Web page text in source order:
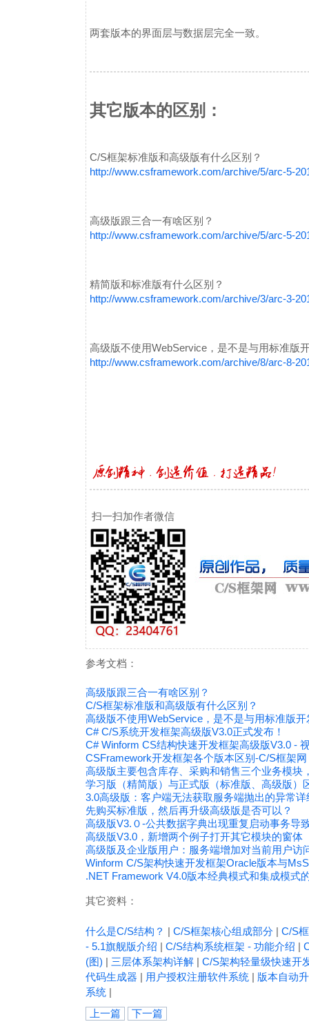
两套版本的界面层与数据层完全一致。
其它版本的区别：
C/S框架标准版和高级版有什么区别？
http://www.csframework.com/archive/5/arc-5-
高级版跟三合一有啥区别？
http://www.csframework.com/archive/5/arc-5-
精简版和标准版有什么区别？
http://www.csframework.com/archive/3/arc-3-
高级版不使用WebService，是不是与用标准版
http://www.csframework.com/archive/8/arc-8-
扫一扫加作者微信
参考文档：
高级版跟三合一有啥区别？
C/S框架标准版和高级版有什么区别？
高级版不使用WebService，是不是与用标准版
C# C/S系统开发框架高级版V3.0正式发布！
C# Winform CS结构快速开发框架高级版V3.0 -
CSFramework开发框架各个版本区别-C/S框架网
高级版主要包含库存、采购和销售三个业务模块
学习版（精简版）与正式版（标准版、高级版）
3.0高级版：客户端无法获取服务端抛出的异常详
先购买标准版，然后再升级高级版是否可以？
高级版V3.０-公共数据字典出现重复启动事务导
高级版V3.0，新增两个例子打开其它模块的窗体
高级版及企业版用户：服务端增加对当前用户访
Winform C/S架构快速开发框架Oracle版本与
.NET Framework V4.0版本经典模式和集成模式
其它资料：
什么是C/S结构？ | C/S框架核心组成部分 | C/S
- 5.1旗舰版介绍 | C/S结构系统框架 - 功能介绍 |
(图) | 三层体系架构详解 | C/S架构轻量级快速开
代码生成器 | 用户授权注册软件系统 | 版本自动
系统 |
上一篇
下一篇